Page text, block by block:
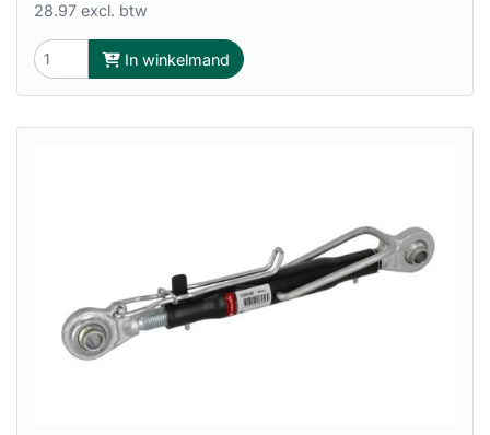
28.97 excl. btw
In winkelmand